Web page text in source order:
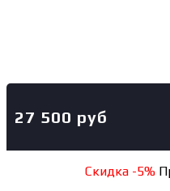
27 500 руб
Скидка -5%